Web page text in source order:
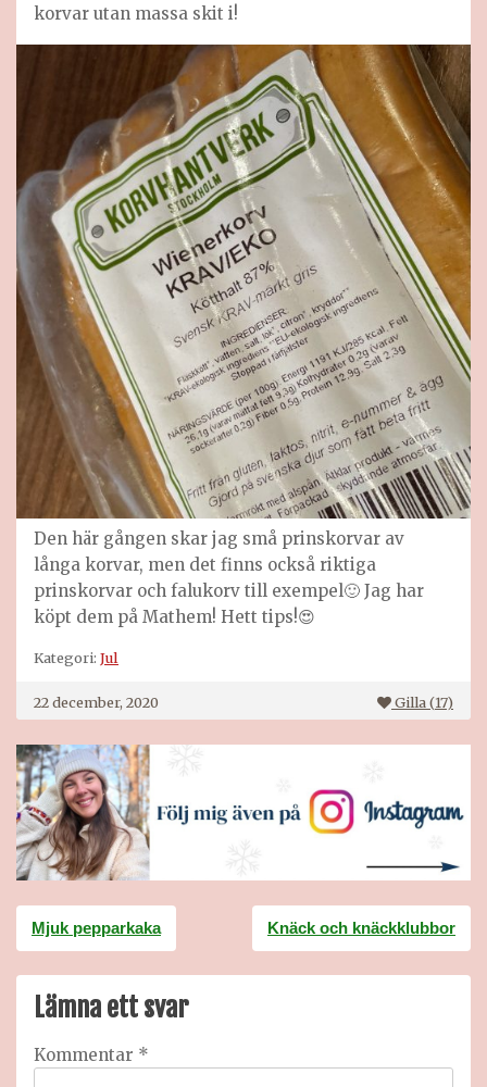
korvar utan massa skit i!
Den här gången skar jag små prinskorvar av
långa korvar, men det finns också riktiga
prinskorvar och falukorv till exempel🙂 Jag har
köpt dem på Mathem! Hett tips!😍
Kategori: Jul
22 december, 2020 Gilla (17)
Inläggsnavigering
Mjuk pepparkaka Knäck och knäckklubbor
Lämna ett svar
Kommentar *